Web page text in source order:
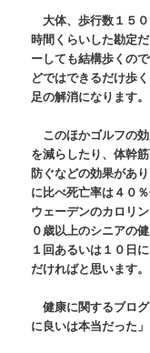
大体、歩行数１５
時間くらいした勘定
ーしても結構歩くの
どではできるだけ歩
足の解消になります。
このほかゴルフの
を減らしたり、体幹
防ぐなどの効果があ
に比べ死亡率は４０
ウェーデンのカロリ
０歳以上のシニアの
１回あるいは１０日
だければと思います。
健康に関するブロ
に良いは本当だった